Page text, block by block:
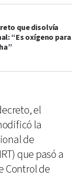
que disolvía
“Es oxígeno para
el
la
de
que pasó a
Control de